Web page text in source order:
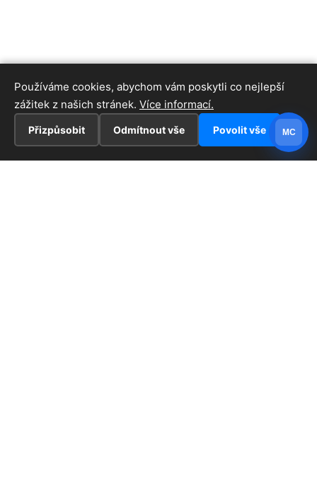
Používáme cookies, abychom vám poskytli co nejlepší
zážitek z našich stránek. Více informací.
Přizpůsobit Odmítnout vše Povolit vše MC